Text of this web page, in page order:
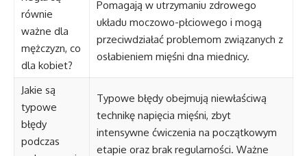
równie
ważne dla
mężczyzn, co
dla kobiet?
Pomagają w utrzymaniu zdrowego
układu moczowo-płciowego i mogą
przeciwdziałać problemom związanych z
osłabieniem mięśni dna miednicy.
Jakie są
typowe
błędy
podczas
Typowe błędy obejmują niewłaściwą
technikę napięcia mięśni, zbyt
intensywne ćwiczenia na początkowym
etapie oraz brak regularności. Ważne